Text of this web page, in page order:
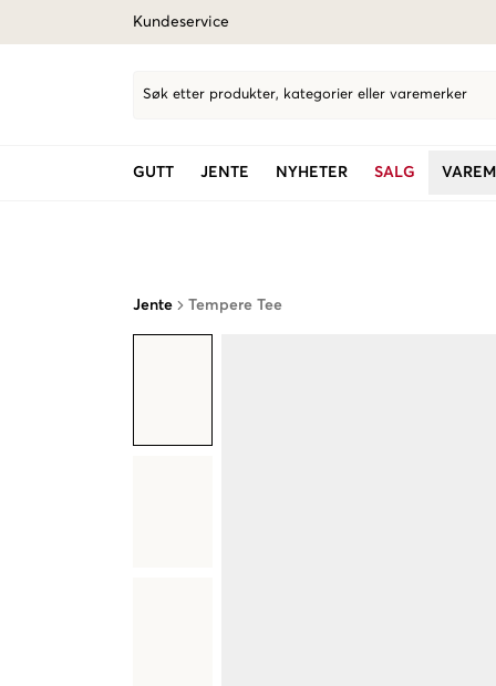
Kundeservice
Søk etter produkter, kategorier eller varemerker
GUTT JENTE NYHETER SALG
Jente Tempere Tee